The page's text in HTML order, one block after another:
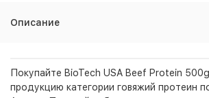
Описание
Покупайте BioTech USA Beef Protein
продукцию категории говяжий протеин